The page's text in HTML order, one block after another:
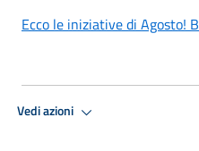
Ecco le iniziative di Agosto!
Vedi azioni